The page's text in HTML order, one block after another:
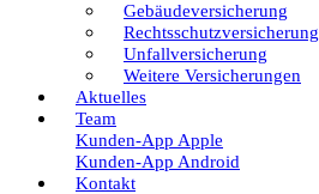
Gebäudeversicherung
Rechtsschutzversicherung
Unfallversicherung
Weitere Versicherungen
Aktuelles
Team
Kunden-App Apple
Kunden-App Android
Kontakt